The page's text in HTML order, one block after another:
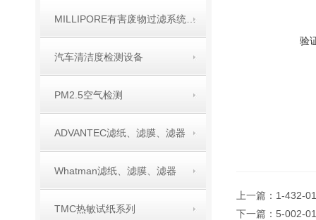
MILLIPORE有害废物过滤系统TCLP产品
汽车清洁度检测设备
PM2.5空气检测
ADVANTEC滤纸、滤膜、滤器
Whatman滤纸、滤膜、滤器
TMC热敏试纸系列
验
上一篇： 1-432-
下一篇： 5-002-